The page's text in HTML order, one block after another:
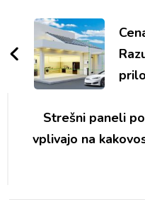
objav
Strešni paneli
vplivajo na